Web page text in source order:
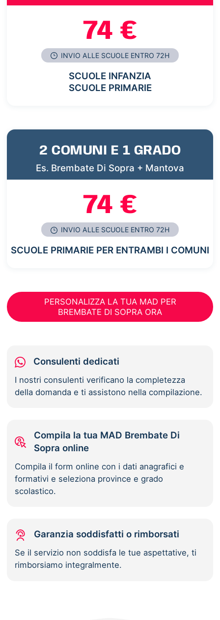
74 €
INVIO ALLE SCUOLE ENTRO 72H
SCUOLE INFANZIA
SCUOLE PRIMARIE
2 COMUNI E 1 GRADO
Es. Brembate Di Sopra + Mantova
74 €
INVIO ALLE SCUOLE ENTRO 72H
SCUOLE PRIMARIE PER ENTRAMBI I COMUNI
PERSONALIZZA LA TUA MAD PER
BREMBATE DI SOPRA ORA
Consulenti dedicati
I nostri consulenti verificano la completezza
della domanda e ti assistono nella compilazione.
Compila la tua MAD Brembate Di
Sopra online
Compila il form online con i dati anagrafici e
formativi e seleziona province e grado
scolastico.
Garanzia soddisfatti o rimborsati
Se il servizio non soddisfa le tue aspettative, ti
rimborsiamo integralmente.